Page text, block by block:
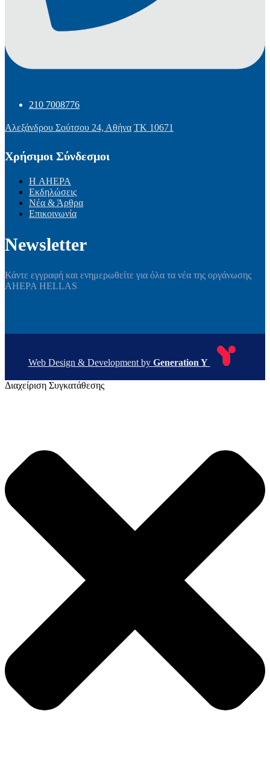
210 7008776
Αλεξάνδρου Σούτσου 24, Αθήνα ΤΚ 10671
Χρήσιμοι Σύνδεσμοι
Η AHEPA
Εκδηλώσεις
Νέα & Άρθρα
Επικοινωνία
Newsletter
Κάντε εγγραφή και ενημερωθείτε για όλα τα νέα της οργάνωσης
AHEPA HELLAS
Web Design & Development by Generation Y
Διαχείριση Συγκατάθεσης